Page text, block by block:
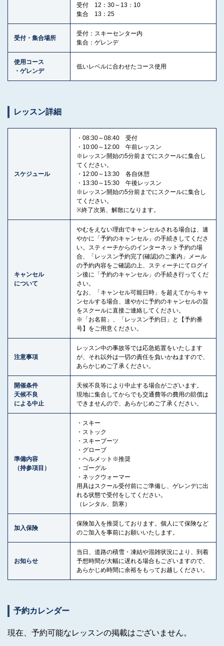
受付 12：30～13：10
集合 13：25
受付・集合場所
受付：スキーセンター内
集合：ゲレンデ
使用コース
・ゲレンデ
低いレベルに合わせたコース使用
レッスン詳細
スケジュール
・08:30～08:40 受付
・10:00～12:00 午前レッスン
※レッスン開始の5分前までにスクールに集合し
てください。
・12:00～13:30 各自休憩
・13:30～15:30 午後レッスン
※レッスン開始の5分前までにスクールに集合し
てください。
※終了次第、解散になります。
キャンセル
について
やむをえない理由でキャンセルされる場合は、速
やかに「予約のキャンセル」の手続きしてくださ
い。スティーチからのインターネット予約の場
合、「レッスン予約完了(確認)のご案内」メール
の予約内容をご確認の上、スティーチにてログイ
ン後に「予約のキャンセル」の手続き行ってくだ
さい。
なお、「キャンセル可能日時」を超えてからキャ
ンセルする場合、速やかに予約のキャンセルの旨
をスクールに直接ご連絡してください。
※「お名前」、「レッスン予約日」と【予約番
号】をご用意ください。
注意事項
レッスン中の事故等では応急処置をいたします
が、それ以外は一切の責任を負いかねますので、
あらかじめご了承ください。
開催条件
天候不良
による中止
天候不良等により中止する場合がございます。
現地に集合してからでも交通費等の費用の賠償は
できませんので、あらかじめご了承ください。
準備内容
（持参項目）
・スキー
・ストック
・スキーブーツ
・グローブ
・ヘルメット※推奨
・ゴーグル
・ネックウォーマー
用具はスクール受付前にご準備し、ゲレンデに出
れる状態で受付をしてください。
（レンタル、防寒）
加入保険
保険加入を推奨しております。個人にて保険など
のご加入を事前にお願いいたします。
お知らせ
当日、道路の積雪・凍結や混雑状況により、到着
予想時間が大幅に遅れる場合もございますので、
あらかじめ時間に余裕をもってお越しください。
予約カレンダー
現在、予約可能なレッスンの掲載はございません。